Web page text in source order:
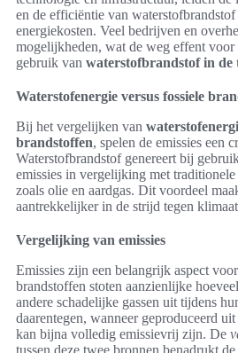
en de efficiëntie van
energiekosten. Veel bedrijven en
mogelijkheden, wat de weg effent voor
gebruik van waterstofbrandstof in de
Waterstofenergie versus fossiele
Bij het vergelijken van
brandstoffen, spelen de emissies een
Waterstofbrandstof genereert bij
emissies in vergelijking met
zoals olie en aardgas. Dit voordeel
aantrekkelijker in de strijd tegen
Vergelijking van emissies
Emissies zijn een belangrijk aspect
brandstoffen stoten aanzienlijke
andere schadelijke gassen uit tijdens
daarentegen, wanneer geproduceerd
kan bijna volledig emissievrij zijn. De
tussen deze twee bronnen benadrukt